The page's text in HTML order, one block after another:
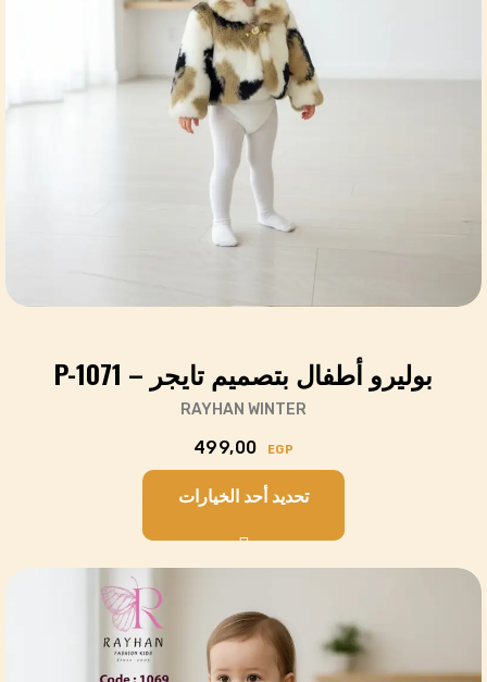
بوليرو أطفال بتصميم تايجر – P-1071
RAYHAN WINTER
499,00 EGP
تحديد أحد الخيارات